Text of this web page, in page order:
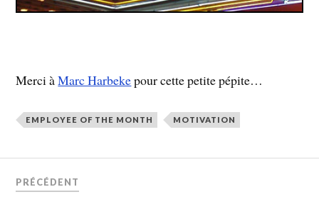
Merci àMarc Harbekepour cette petite pépite…
EMPLOYEE OF THE MONTH MOTIVATION
PRÉCÉDENT